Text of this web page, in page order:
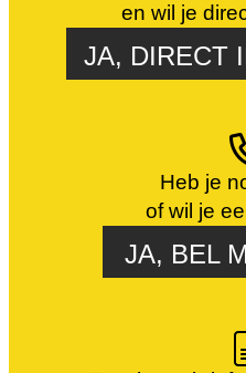
en wil je
JA, DIRECT
Heb je
of wil je
JA, BEL